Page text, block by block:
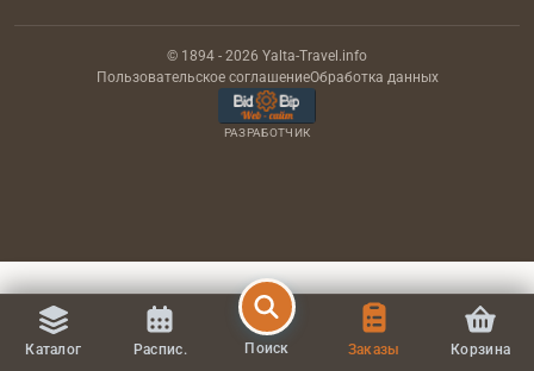
© 1894 - 2026 Yalta-Travel.info
Пользовательское соглашениеОбработка данных
РАЗРАБОТЧИК
Каталог Распис. Поиск Заказы Корзина